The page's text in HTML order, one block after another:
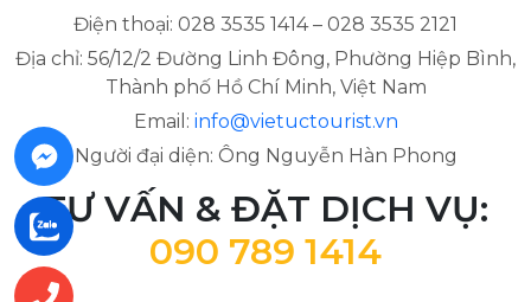
Điện thoại: 028 3535 1414 – 028 3535 2121
Địa chỉ: 56/12/2 Đường Linh Đông, Phường Hiệp Bình,
Thành phố Hồ Chí Minh, Việt Nam
Email: info@vietuctourist.vn
Người đại diện: Ông Nguyễn Hàn Phong
TƯ VẤN & ĐẶT DỊCH VỤ:
090 789 1414